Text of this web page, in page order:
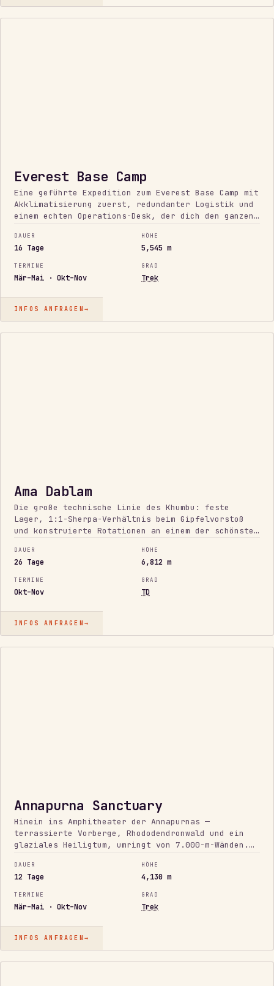
Everest Base Camp
Eine geführte Expedition zum Everest Base Camp mit
Akklimatisierung zuerst, redundanter Logistik und
einem echten Operations-Desk, der dich den ganzen
DAUER
16 Tage
HÖHE
5,545 m
TERMINE
Mär–Mai · Okt–Nov
GRAD
Trek
INFOS ANFRAGEN →
Ama Dablam
Die große technische Linie des Khumbu: feste
Lager, 1:1-Sherpa-Verhältnis beim Gipfelvorstoß
und konstruierte Rotationen an einem der schönsten
DAUER
26 Tage
HÖHE
6,812 m
TERMINE
Okt–Nov
GRAD
TD
INFOS ANFRAGEN →
Annapurna Sanctuary
Hinein ins Amphitheater der Annapurnas —
terrassierte Vorberge, Rhododendronwald und ein
glaziales Heiligtum, umringt von 7.000-m-Wänden.
den ganzen Weg.
DAUER
12 Tage
HÖHE
4,130 m
TERMINE
Mär–Mai · Okt–Nov
GRAD
Trek
INFOS ANFRAGEN →